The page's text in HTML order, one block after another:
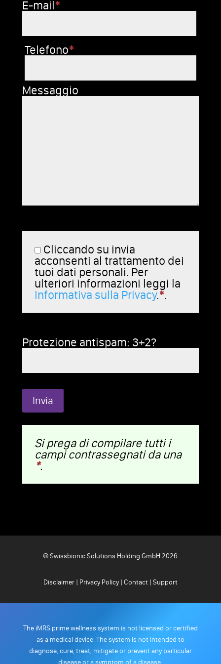
E-mail*
Telefono*
Messaggio
Cliccando su invia
acconsenti al trattamento dei
tuoi dati personali. Per
ulteriori informazioni leggi la
Informativa sulla Privacy.*.
Protezione antispam: 3+2?
Si prega di compilare tutti i
campi contrassegnati da una
*.
© Swissbionic Solutions Holding GmbH 2026
Disclaimer | Privacy Policy| Contact | Support
The iMRS prime wellness system is not licensed or certified
as a medical device. The system is not intended to
diagnose, cure, treat, mitigate or prevent any particular
disease or a symptom of a disease.